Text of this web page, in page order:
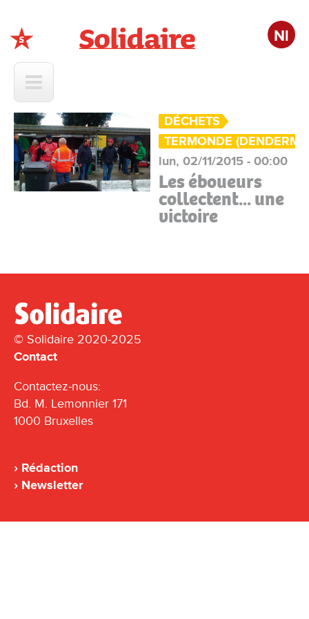
Nl
DÉCHETS
TERMONDE
lun, 02/11/2015 - 00:00
Les éboueurs
collectent... une
victoire
© Solidaire 2020-2025
Contact
Contactez-nous:
Bd. M. Lemonnier 171
1000 Bruxelles
Rédaction
Newsletter